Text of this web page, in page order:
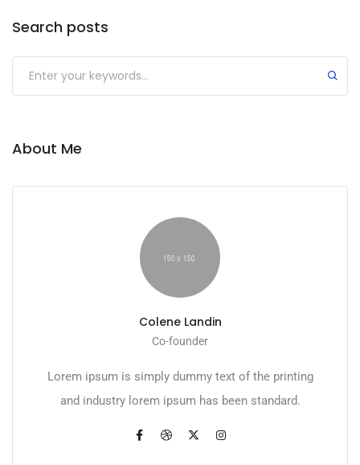
Search posts
Submit
About Me
Colene Landin
Co-founder
Lorem ipsum is simply dummy text of the printing
and industry lorem ipsum has been standard.